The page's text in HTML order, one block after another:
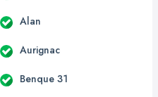
Alan
Aurignac
Benque 31